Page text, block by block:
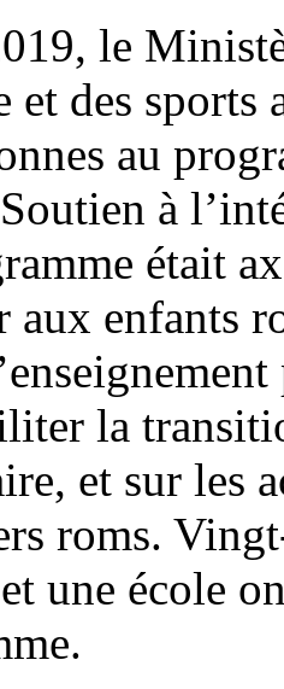
le
et des
au
à
était
aux enfants
la
et sur les
roms.
une école